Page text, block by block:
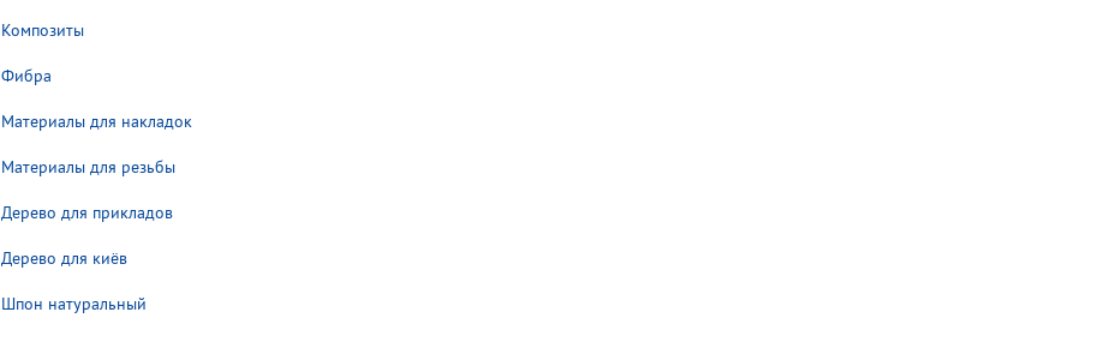
Композиты
Фибра
Материалы для накладок
Материалы для резьбы
Дерево для прикладов
Дерево для киёв
Шпон натуральный